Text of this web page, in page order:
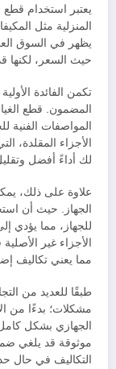
يعتبر استخدام قطع
المنزلية مثل
يظهر في السوق
حيث السعر، لكنها
تكمن الفائدة
المضمون. قطع
المواصفات
الأجزاء المقلدة،
لك أداءً أفضل
علاوة على ذلك،
الجهاز. حيث أن
للجهاز، مما يؤدي
الأجزاء غير
مما يعني تكاليف
طبقًا للعديد من
مشكلات؛ بدءًا من
الجهازي بشكل
موثوقة قد يلغي
التكاليف في حال